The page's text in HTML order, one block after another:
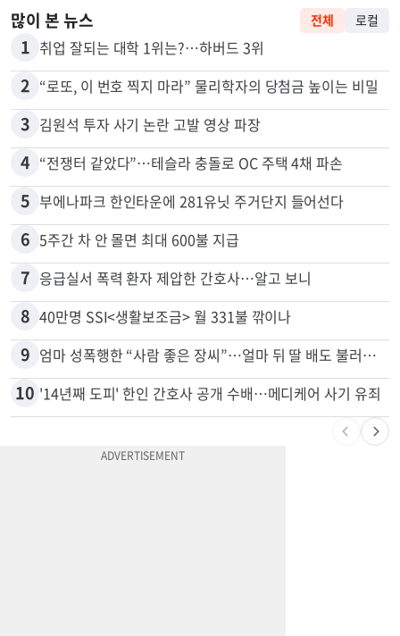
많이 본 뉴스 전체 로컬
1 취업 잘되는 대학 1위는?…하버드 3위
2 “로또, 이 번호 찍지 마라” 물리학자의 당첨금 높이는 비밀
3 김원석 투자 사기 논란 고발 영상 파장
4 “전쟁터 같았다”…테슬라 충돌로 OC 주택 4채 파손
5 부에나파크 한인타운에 281유닛 주거단지 들어선다
6 5주간 차 안 몰면 최대 600불 지급
7 응급실서 폭력 환자 제압한 간호사…알고 보니
8 40만명 SSI<생활보조금> 월 331불 깎이나
9 엄마 성폭행한 “사람 좋은 장씨”…얼마 뒤 딸 배도 불러왔다
10 '14년째 도피' 한인 간호사 공개 수배…메디케어 사기 유죄